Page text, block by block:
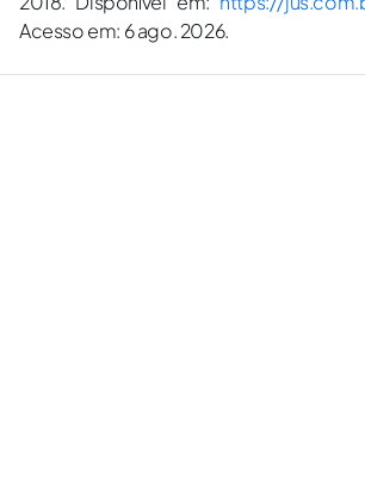
Acesso em: 6 ago. 2026.